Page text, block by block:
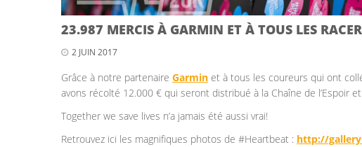
23.987 MERCIS À GARMIN ET À TOUS LES
2 JUIN 2017
Grâce à notre partenaire Garmin et à tous les coureurs qui ont
avons récolté 12.000 € qui seront distribué à la Chaîne de l’Espoir
Together we save lives n’a jamais été aussi vrai!
Retrouvez ici les magnifiques photos de #Heartbeat : http://